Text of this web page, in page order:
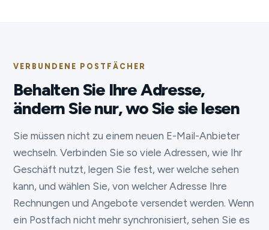
VERBUNDENE POSTFÄCHER
Behalten Sie Ihre Adresse,
ändern Sie nur, wo Sie sie lesen
Sie müssen nicht zu einem neuen E-Mail-Anbieter
wechseln. Verbinden Sie so viele Adressen, wie Ihr
Geschäft nutzt, legen Sie fest, wer welche sehen
kann, und wählen Sie, von welcher Adresse Ihre
Rechnungen und Angebote versendet werden. Wenn
ein Postfach nicht mehr synchronisiert, sehen Sie es